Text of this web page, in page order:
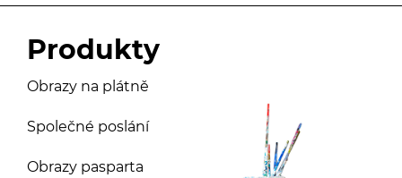
Produkty
Obrazy na plátně
Společné poslání
Obrazy pasparta